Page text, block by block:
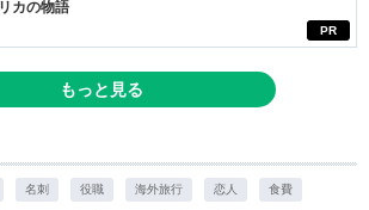
PR
カの物語
もっと見る
名刺 役職 海外旅行 恋人 食費